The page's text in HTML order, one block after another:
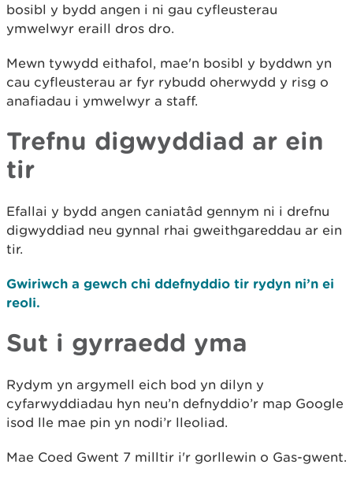
bosibl y bydd angen i ni gau cyfleusterau
ymwelwyr eraill dros dro.
Mewn tywydd eithafol, mae'n bosibl y byddwn yn
cau cyfleusterau ar fyr rybudd oherwydd y risg o
anafiadau i ymwelwyr a staff.
Trefnu digwyddiad ar ein
tir
Efallai y bydd angen caniatâd gennym ni i drefnu
digwyddiad neu gynnal rhai gweithgareddau ar ein
tir.
Gwiriwch a gewch chi ddefnyddio tir rydyn ni’n ei
reoli.
Sut i gyrraedd yma
Rydym yn argymell eich bod yn dilyn y
cyfarwyddiadau hyn neu’n defnyddio’r map Google
isod lle mae pin yn nodi’r lleoliad.
Mae Coed Gwent 7 milltir i'r gorllewin o Gas-gwent.